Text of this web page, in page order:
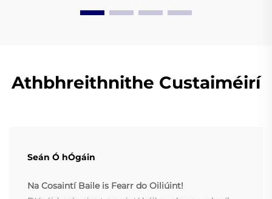
Athbhreithnithe Custaiméirí
Seán Ó hÓgáin
Na Cosaintí Baile is Fearr do Oiliúint!